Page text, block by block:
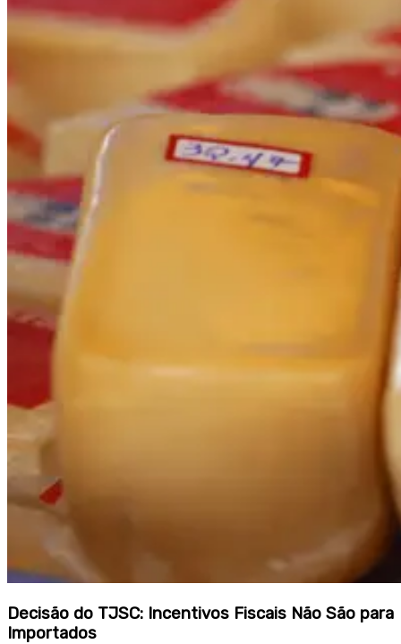
Decisão do TJSC: Incentivos Fiscais Não São para
Importados